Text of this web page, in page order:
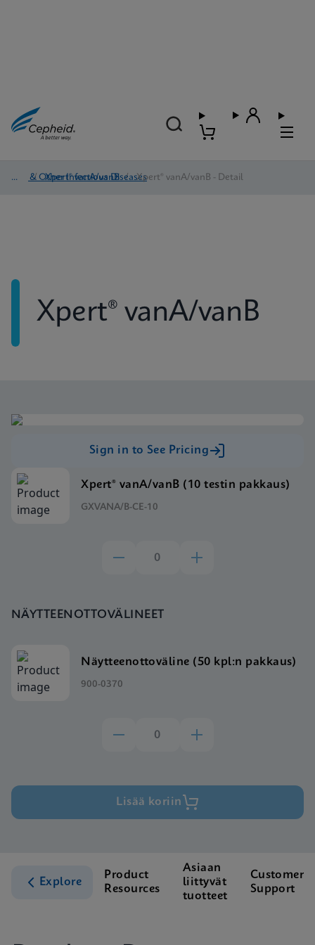
HAI & Other Infectious Diseases
/ Xpert® vanA/vanB / Xpert® vanA/vanB - Detail
Xpert® vanA/vanB
Sign in to See Pricing
Xpert® vanA/vanB (10 testin pakkaus)
GXVANA/B-CE-10
NÄYTTEENOTTOVÄLINEET
Näytteenottoväline (50 kpl:n pakkaus)
900-0370
Lisää koriin
Explore
Product
Resources
Asiaan
liittyvät
tuotteet
Customer
Support